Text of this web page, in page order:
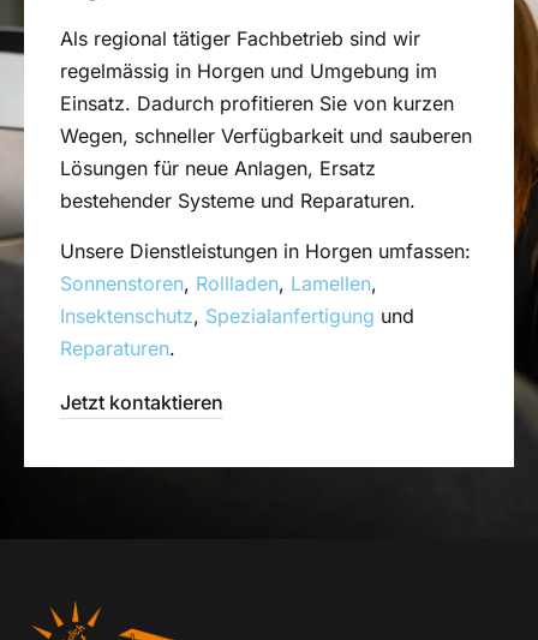
Als regional tätiger Fachbetrieb sind wir
regelmässig in Horgen und Umgebung im
Einsatz. Dadurch profitieren Sie von kurzen
Wegen, schneller Verfügbarkeit und sauberen
Lösungen für neue Anlagen, Ersatz
bestehender Systeme und Reparaturen.
Unsere Dienstleistungen in Horgen umfassen:
Sonnenstoren, Rollladen, Lamellen,
Insektenschutz, Spezialanfertigung und
Reparaturen.
Jetzt kontaktieren